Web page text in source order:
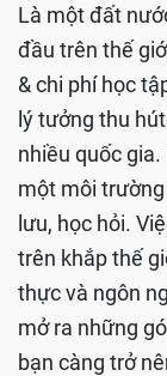
Là một đất
đầu trên thế
& chi phí học
lý tưởng thu
nhiều quốc
một môi
lưu, học hỏi.
trên khắp thế
thực và ngôn
mở ra những
bạn càng trở